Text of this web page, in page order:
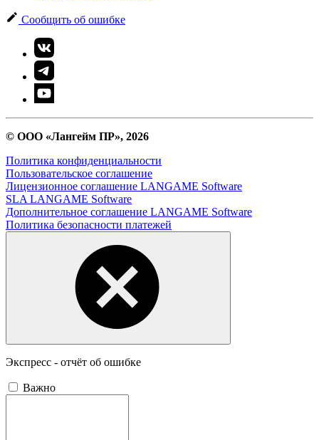
Сообщить об ошибке
© ООО «Лангейм ПР», 2026
Политика конфиденциальности
Пользовательское соглашение
Лицензионное соглашение LANGAME Software
SLA LANGAME Software
Дополнительное соглашение LANGAME Software
Политика безопасности платежей
Экспресс - отчёт об ошибке
Важно